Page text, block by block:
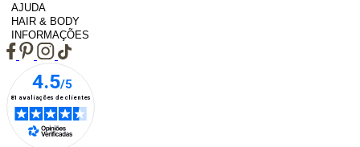
AJUDA
HAIR & BODY
INFORMAÇÕES